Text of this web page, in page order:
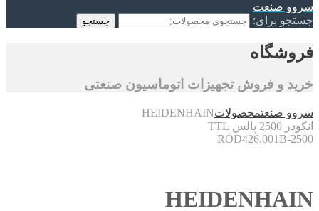
سروو صنعت
جستجو برای:
جستجو
فروشگاه
خرید و فروش تجهیزات اتوماسیون صنعتی
سروو صنعتمحصولاتHEIDENHAIN
انکودر 2500 پالس TTL
ROD426.001B-2500
HEIDENHAIN